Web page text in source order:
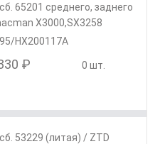
65201 среднего, заднего
X3000,SX3258
HX200117A
₽ 0 шт.
53229 (литая) / ZTD